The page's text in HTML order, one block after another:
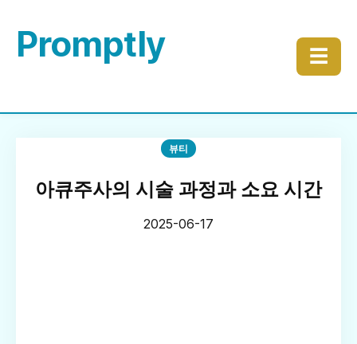
Promptly ☰
뷰티
아큐주사의 시술 과정과 소요 시간
2025-06-17